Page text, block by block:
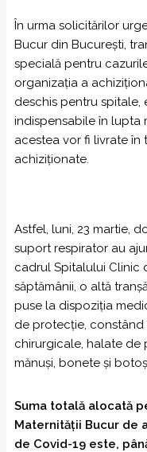
În urma solicitărilor
Bucur din București,
specială pentru
organizația a
deschis pentru spitale,
indispensabile în lupta
acestea vor fi livrate în
achiziționate.
Astfel, luni, 23 martie,
suport respirator au
cadrul Spitalului Clinic
săptămânii, o altă
puse la dispoziția
de protecție, constând
chirurgicale, halate de
mănuși, bonete și
Suma totală alocată
Maternității Bucur de
de Covid-19 este,